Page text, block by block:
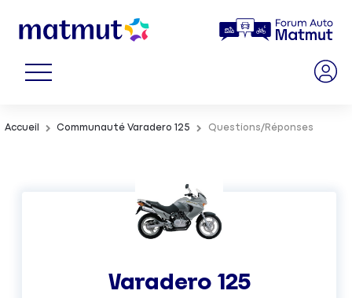
Accueil Communauté Varadero 125 Questions/Réponses
Varadero 125